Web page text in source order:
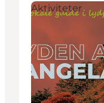
Aktiviteter